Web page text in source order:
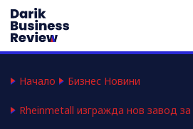
Начало Бизнес Новини
Rheinmetall изгражда нов завод